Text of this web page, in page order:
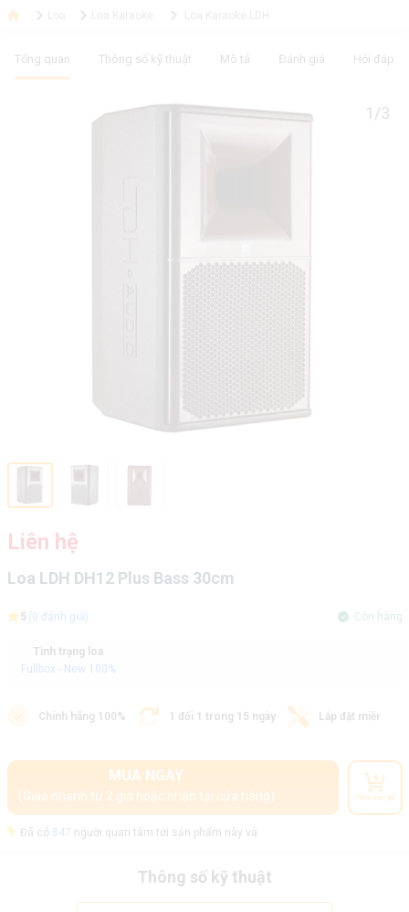
Tổng quan Thông số kỹ thuật Mô tả Đánh giá Hỏi đáp
1/3
Liên hệ
Loa LDH DH12 Plus Bass 30cm
5 (0 đánh giá) Còn hàng
Tình trạng loa
Fullbox - New 100%
Chính hãng 100% 1 đổi 1 trong 15 ngày Lắp đặt miễn phí
MUA NGAY
(Giao nhanh từ 2 giờ hoặc nhận tại cửa hàng) Thêm vào giỏ
Đã có 847 người quan tâm tới sản phẩm này và
Thông số kỹ thuật